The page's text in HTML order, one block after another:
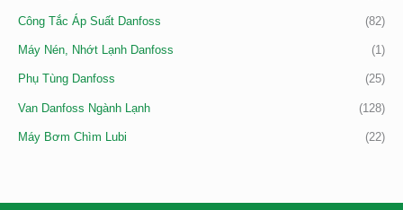
Công Tắc Áp Suất Danfoss (82)
Máy Nén, Nhớt Lạnh Danfoss (1)
Phụ Tùng Danfoss (25)
Van Danfoss Ngành Lạnh (128)
Máy Bơm Chìm Lubi (22)